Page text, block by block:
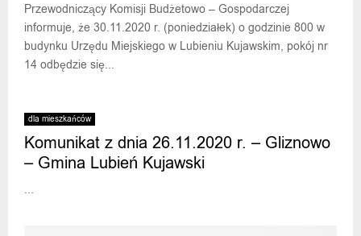
Przewodniczący Komisji Budżetowo – Gospodarczej
informuje, że 30.11.2020 r. (poniedziałek) o godzinie 800 w
budynku Urzędu Miejskiego w Lubieniu Kujawskim, pokój nr
14 odbędzie się...
dla mieszkańców
Komunikat z dnia 26.11.2020 r. – Gliznowo
– Gmina Lubień Kujawski
...